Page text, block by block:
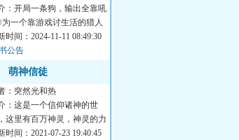
：开局一条狗，输出全靠吼
为一个靠游戏讨生活的猎人
，苏墨不想努力了。某天进
戏，他发现...
时间：2024-11-11 08:49:30
公告
萌神信徒
：突然光和热
：这是一个信仰诸神的世
这里有百万神灵，神灵的力
及方方面面。一个《地下城
时间：2021-07-23 19:40:45